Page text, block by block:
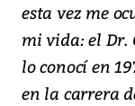
esta vez me
mi vida: el Dr.
lo conocí en
en la carrera